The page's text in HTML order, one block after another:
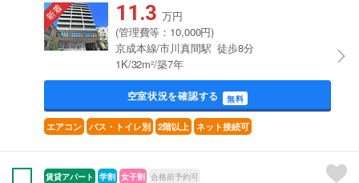
11.3 万円
(管理費等：10,000円)
京成本線/市川真間駅 徒歩8分
1K/32m²/築7年
空室状況を確認する 無料
エアコン バス・トイレ別 2階以上 ネット接続可
賃貸アパート 学割 女子割 合格前予約可